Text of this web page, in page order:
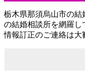
栃木県那須烏山市の結
の結婚相談所を網羅
情報訂正のご連絡は大